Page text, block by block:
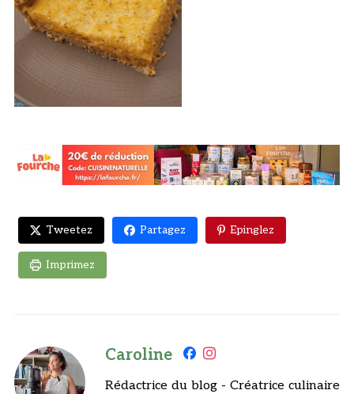
Tweetez Partagez Epinglez
Imprimez
Caroline
Rédactrice du blog - Créatrice culinaire